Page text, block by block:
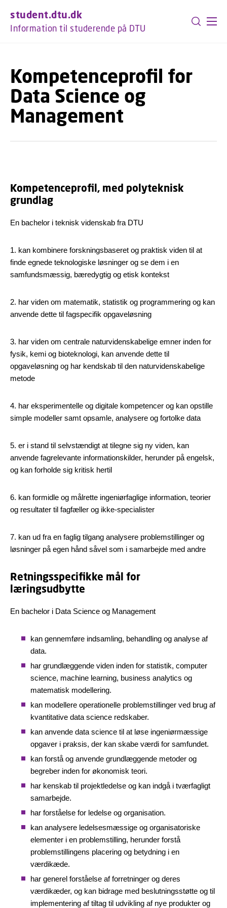
student.dtu.dk
Information til studerende på DTU
Kompetenceprofil for
Data Science og
Management
Kompetenceprofil, med polyteknisk
grundlag
En bachelor i teknisk videnskab fra DTU
1. kan kombinere forskningsbaseret og praktisk viden til at
finde egnede teknologiske løsninger og se dem i en
samfundsmæssig, bæredygtig og etisk kontekst
2. har viden om matematik, statistik og programmering og kan
anvende dette til fagspecifik opgaveløsning
3. har viden om centrale naturvidenskabelige emner inden for
fysik, kemi og bioteknologi, kan anvende dette til
opgaveløsning og har kendskab til den naturvidenskabelige
metode
4. har eksperimentelle og digitale kompetencer og kan opstille
simple modeller samt opsamle, analysere og fortolke data
5. er i stand til selvstændigt at tilegne sig ny viden, kan
anvende fagrelevante informationskilder, herunder på engelsk,
og kan forholde sig kritisk hertil
6. kan formidle og målrette ingeniørfaglige information, teorier
og resultater til fagfæller og ikke-specialister
7. kan ud fra en faglig tilgang analysere problemstillinger og
løsninger på egen hånd såvel som i samarbejde med andre
Retningsspecifikke mål for
læringsudbytte
En bachelor i Data Science og Management
kan gennemføre indsamling, behandling og analyse af
data.
har grundlæggende viden inden for statistik, computer
science, machine learning, business analytics og
matematisk modellering.
kan modellere operationelle problemstillinger ved brug af
kvantitative data science redskaber.
kan anvende data science til at løse ingeniørmæssige
opgaver i praksis, der kan skabe værdi for samfundet.
kan forstå og anvende grundlæggende metoder og
begreber inden for økonomisk teori.
har kenskab til projektledelse og kan indgå i tværfagligt
samarbejde.
har forståelse for ledelse og organisation.
kan analysere ledelsesmæssige og organisatoriske
elementer i en problemstilling, herunder forstå
problemstillingens placering og betydning i en
værdikæde.
har generel forståelse af forretninger og deres
værdikæder, og kan bidrage med beslutningsstøtte og til
implementering af tiltag til udvikling af nye produkter og